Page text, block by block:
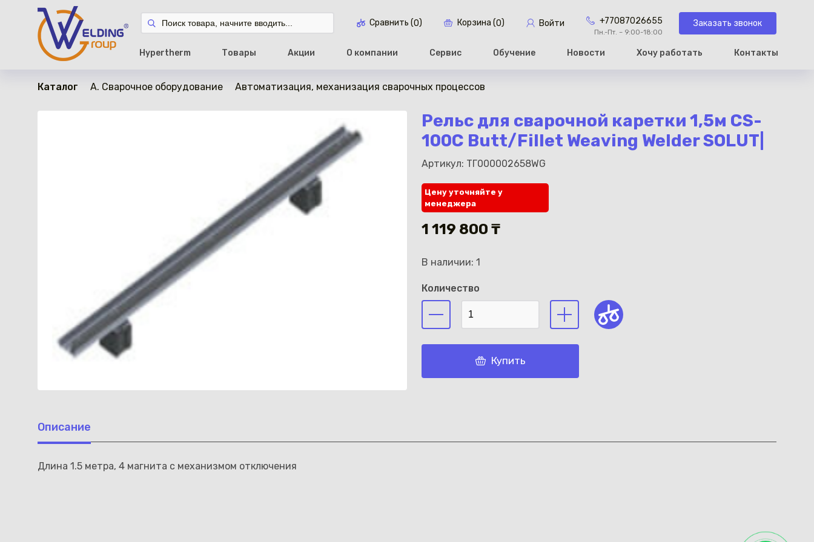
Сравнить (0) Корзина (0) Войти +77087026655
Пн.-Пт. – 9:00-18:00
Заказать звонок
Hypertherm Товары Акции О компании Сервис Обучение Новости Хочу работать Контакты
Каталог A. Сварочное оборудование Автоматизация, механизация сварочных процессов
Рельс для сварочной каретки 1,5м CS-
100C Butt/Fillet Weaving Welder SOLUT|
Артикул: ТГ000002658WG
в наличии
Цену уточняйте у
менеджера
1 119 800 ₸
В наличии: 1
Количество
Купить
Описание
Длина 1.5 метра, 4 магнита с механизмом отключения